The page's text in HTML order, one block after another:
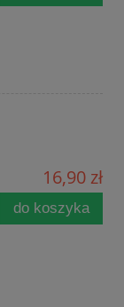
16,90 zł
do koszyka